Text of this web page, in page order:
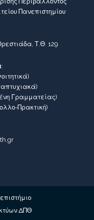
Πανεπιστημίου
Τ.Θ. 129
:
Γραμματείας)
Πρακτική)
ΔΠΘ